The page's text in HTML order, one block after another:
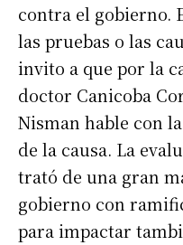
contra el gobierno.
las pruebas o las
invito a que por la
doctor Canicoba
Nisman hable con
de la causa. La
trató de una gran
gobierno con
para impactar